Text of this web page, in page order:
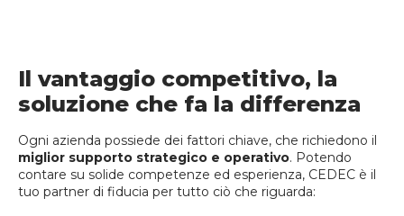
Il vantaggio competitivo, la
soluzione che fa la differenza
Ogni azienda possiede dei fattori chiave, che richiedono il
miglior supporto strategico e operativo. Potendo
contare su solide competenze ed esperienza, CEDEC è il
tuo partner di fiducia per tutto ciò che riguarda: